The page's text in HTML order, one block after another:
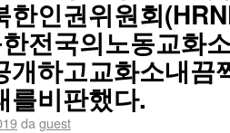
한인권위원회
전국의노동교화
개하고교화소내끔
를비판했다.
da guest